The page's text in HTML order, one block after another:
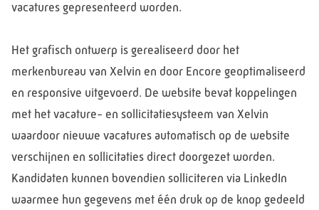
vacatures gepresenteerd worden.
Het grafisch ontwerp is gerealiseerd door het
merkenbureau van Xelvin en door Encore geoptimaliseerd
en responsive uitgevoerd. De website bevat koppelingen
met het vacature- en sollicitatiesysteem van Xelvin
waardoor nieuwe vacatures automatisch op de website
verschijnen en sollicitaties direct doorgezet worden.
Kandidaten kunnen bovendien solliciteren via LinkedIn
waarmee hun gegevens met één druk op de knop gedeeld